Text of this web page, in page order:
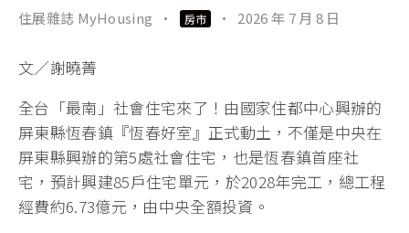
住展雜誌 MyHousing · 房市 · 2026 年 7 月 8 日
文／謝曉菁
全台「最南」社會住宅來了！由國家住都中心興辦的
屏東縣恆春鎮『恆春好室』正式動土，不僅是中央在
屏東縣興辦的第5處社會住宅，也是恆春鎮首座社
宅，預計興建85戶住宅單元，於2028年完工，總工程
經費約6.73億元，由中央全額投資。